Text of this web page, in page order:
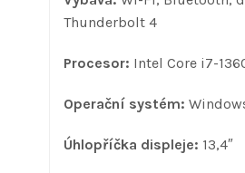
Thunderbolt 4
Procesor: Intel Core i7-
Operační systém:
Úhlopříčka displeje: 13,4″